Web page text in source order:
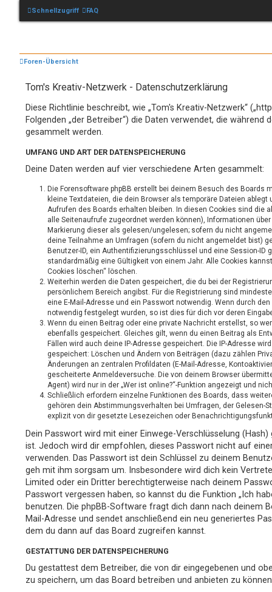
Schnellzugriff FAQ
Foren-Übersicht
Tom's Kreativ-Netzwerk - Datenschutzerklärung
Diese Richtlinie beschreibt, wie „Tom's Kreativ-Netzwerk“
Folgenden „der Betreiber“) die Daten verwendet, die während
gesammelt werden.
UMFANG UND ART DER DATENSPEICHERUNG
Deine Daten werden auf vier verschiedene Arten gesammelt:
Die Forensoftware phpBB erstellt bei deinem Besuch des Boards
kleine Textdateien, die dein Browser als temporäre Dateien
Aufrufen des Boards erhalten bleiben. In diesen Cookies sind die
alle Seitenaufrufe zugeordnet werden können), Informationen
Markierung dieser als gelesen/ungelesen; sofern du nicht
deine Teilnahme an Umfragen (sofern du nicht angemeldet bist)
Benutzer-ID, ein Authentifizierungsschlüssel und eine Session-ID
standardmäßig eine Gültigkeit von einem Jahr. Alle Cookies
Cookies löschen“ löschen.
Weiterhin werden die Daten gespeichert, die du bei der
persönlichem Bereich angibst. Für die Registrierung sind
eine E-Mail-Adresse und ein Passwort notwendig. Wenn durch
notwendig festgelegt wurden, so ist dies für dich vor deren
Wenn du einen Beitrag oder eine private Nachricht erstellst, so
ebenfalls gespeichert. Gleiches gilt, wenn du einen Beitrag als
Fällen wird auch deine IP-Adresse gespeichert. Die IP-Adresse
gespeichert: Löschen und Ändern von Beiträgen (dazu zählen
Änderungen an zentralen Profildaten (E-Mail-Adresse,
gescheiterte Anmeldeversuche. Die von deinem Browser
Agent) wird nur in der „Wer ist online?“-Funktion angezeigt und
Schließlich erfordern einzelne Funktionen des Boards, dass
gehören dein Abstimmungsverhalten bei Umfragen, der Gelesen-
explizit von dir gesetzte Lesezeichen oder
Dein Passwort wird mit einer Einwege-Verschlüsselung
ist. Jedoch wird dir empfohlen, dieses Passwort nicht auf
verwenden. Das Passwort ist dein Schlüssel zu deinem
geh mit ihm sorgsam um. Insbesondere wird dich kein
Limited oder ein Dritter berechtigterweise nach deinem
Passwort vergessen haben, so kannst du die Funktion „Ich
benutzen. Die phpBB-Software fragt dich dann nach deinem
Mail-Adresse und sendet anschließend ein neu generiertes
dem du dann auf das Board zugreifen kannst.
GESTATTUNG DER DATENSPEICHERUNG
Du gestattest dem Betreiber, die von dir eingegebenen und
zu speichern, um das Board betreiben und anbieten zu